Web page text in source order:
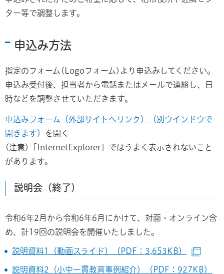
ター等で調整します。
申込み方法
指定のフォーム(Logoフォーム)より申込みしてください。
申込み受付後、担当者から電話またはメールで連絡し、日
時などを調整させていただきます。
申込みフォーム（外部サイトへリンク）（別ウインドウで
開きます） を開く
(注意)「InternetExplorer」ではうまく表示されないこと
があります。
説明会（終了）
令和6年2月から令和6年6月にかけて、対面・オンライン含
め、計19回の説明会を開催いたしました。
説明資料1（動画スライド）（PDF：3,653KB）
説明資料2（小中一貫教育事例紹介）（PDF：927KB）